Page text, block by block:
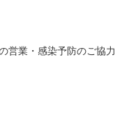
営業・感染予防のご協力